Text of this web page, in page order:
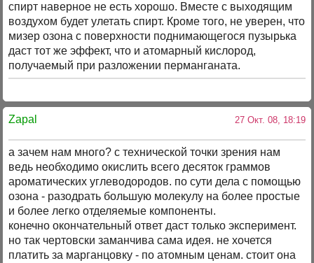
спирт наверное не есть хорошо. Вместе с выходящим
воздухом будет улетать спирт. Кроме того, не уверен, что
мизер озона с поверхности поднимающегося пузырька
даст тот же эффект, что и атомарный кислород,
получаемый при разложении перманганата.
Zapal 27 Окт. 08, 18:19
а зачем нам много? с технической точки зрения нам
ведь необходимо окислить всего десяток граммов
ароматических углеводородов. по сути дела с помощью
озона - разодрать большую молекулу на более простые
и более легко отделяемые компоненты.
конечно окончательный ответ даст только эксперимент.
но так чертовски заманчива сама идея. не хочется
платить за марганцовку - по атомным ценам. стоит она